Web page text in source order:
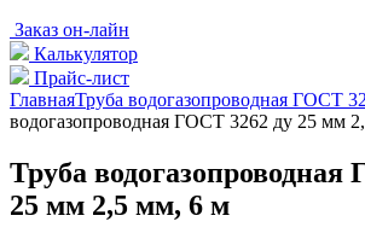
Заказ он-лайн
Калькулятор
Прайс-лист
ГлавнаяТруба водогазопроводная ГОСТ
водогазопроводная ГОСТ 3262 ду 25 мм
Труба водогазопроводная
25 мм 2,5 мм, 6 м